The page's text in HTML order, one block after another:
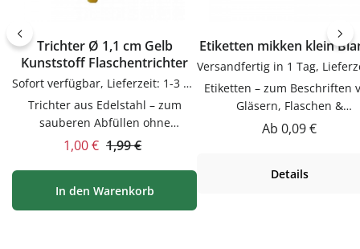
Trichter Ø 1,1 cm Gelb
Kunststoff Flaschentrichter
Sofort verfügbar, Lieferzeit: 1-3 Tage
Trichter aus Edelstahl – zum
sauberen Abfüllen ohne
KleckernTrichter zum sauberen
Praktische Ergänzung für Küche,
Vorrat und Haushalt – passend zu
vielen Flaschen, Gläsern und
Verkaufspreis:
1,00 € Regulärer Preis:
1,99 €
In den Warenkorb
Etiketten mikken klein
Etiketten – zum Beschriften
Gläsern, Flaschen &
DosenEtiketten zum
Vorrat und Haushalt –
Regulärer Preis:
Ab 0,09 €
Details